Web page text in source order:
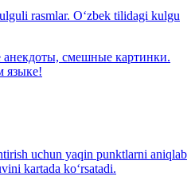
rasmlar. O‘zbek tilidagi kulgu
смешные картинки.
языке!
uchun yaqin punktlarni aniqlab
kartada ko‘rsatadi.